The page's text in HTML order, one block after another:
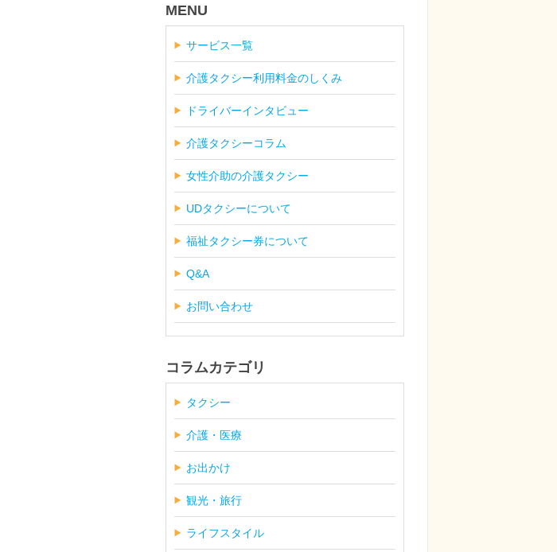
MENU
サービス一覧
介護タクシー利用料金のしくみ
ドライバーインタビュー
介護タクシーコラム
女性介助の介護タクシー
UDタクシーについて
福祉タクシー券について
Q&A
お問い合わせ
コラムカテゴリ
タクシー
介護・医療
お出かけ
観光・旅行
ライフスタイル